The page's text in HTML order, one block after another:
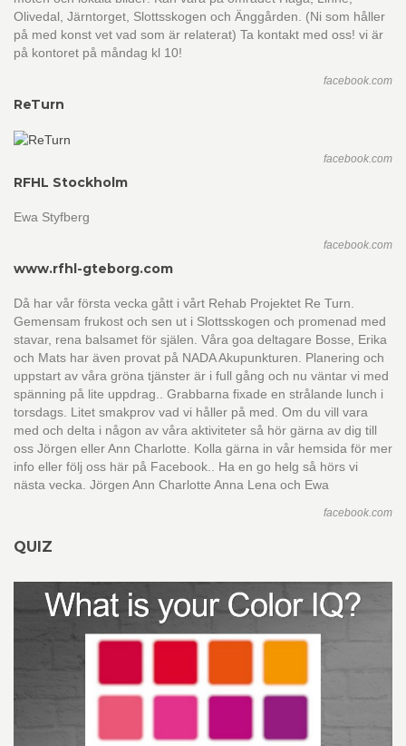
Olivedal, Järntorget, Slottsskogen och Änggården. (Ni som håller
på med konst vet vad som är relaterat) Ta kontakt med oss! vi är
på kontoret på måndag kl 10!
facebook.com
ReTurn
facebook.com
RFHL Stockholm
Ewa Styfberg
facebook.com
www.rfhl-gteborg.com
Då har vår första vecka gått i vårt Rehab Projektet Re Turn.
Gemensam frukost och sen ut i Slottsskogen och promenad med
stavar, rena balsamet för själen. Våra goa deltagare Bosse, Erika
och Mats har även provat på NADA Akupunkturen. Planering och
uppstart av våra gröna tjänster är i full gång och nu väntar vi med
spänning på lite uppdrag.. Grabbarna fixade en strålande lunch i
torsdags. Litet smakprov vad vi håller på med. Om du vill vara
med och delta i någon av våra aktiviteter så hör gärna av dig till
oss Jörgen eller Ann Charlotte. Kolla gärna in vår hemsida för mer
info eller följ oss här på Facebook.. Ha en go helg så hörs vi
nästa vecka. Jörgen Ann Charlotte Anna Lena och Ewa
facebook.com
QUIZ